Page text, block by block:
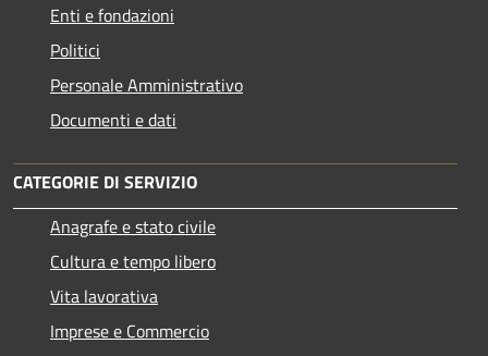
Enti e fondazioni
Politici
Personale Amministrativo
Documenti e dati
CATEGORIE DI SERVIZIO
Anagrafe e stato civile
Cultura e tempo libero
Vita lavorativa
Imprese e Commercio